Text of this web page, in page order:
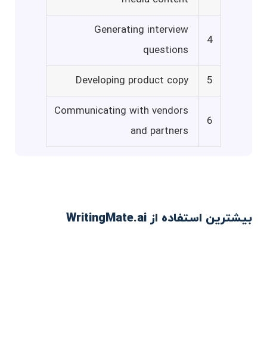
4
Generating interview
questions
5
Developing product copy
6
Communicating with vendors
and partners
بیشترین استفاده از WritingMate.ai